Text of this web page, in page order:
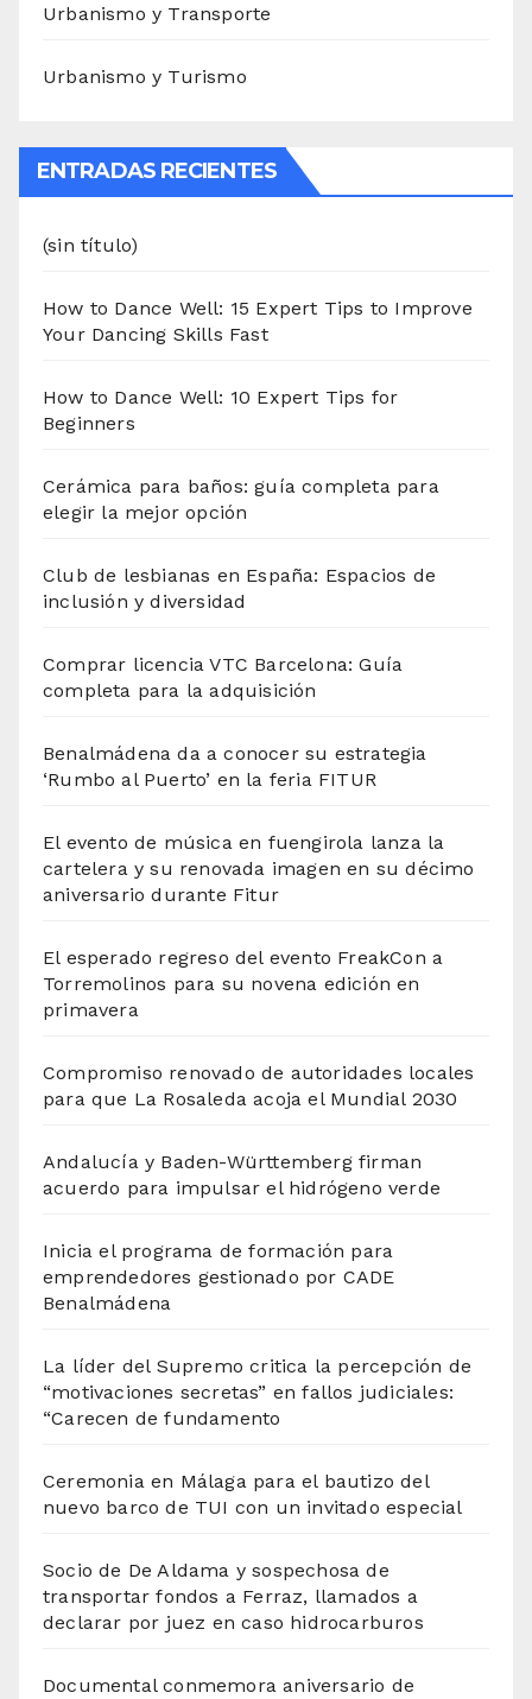
Urbanismo y Transporte
Urbanismo y Turismo
ENTRADAS RECIENTES
(sin título)
How to Dance Well: 15 Expert Tips to Improve
Your Dancing Skills Fast
How to Dance Well: 10 Expert Tips for
Beginners
Cerámica para baños: guía completa para
elegir la mejor opción
Club de lesbianas en España: Espacios de
inclusión y diversidad
Comprar licencia VTC Barcelona: Guía
completa para la adquisición
Benalmádena da a conocer su estrategia
‘Rumbo al Puerto’ en la feria FITUR
El evento de música en fuengirola lanza la
cartelera y su renovada imagen en su décimo
aniversario durante Fitur
El esperado regreso del evento FreakCon a
Torremolinos para su novena edición en
primavera
Compromiso renovado de autoridades locales
para que La Rosaleda acoja el Mundial 2030
Andalucía y Baden-Württemberg firman
acuerdo para impulsar el hidrógeno verde
Inicia el programa de formación para
emprendedores gestionado por CADE
Benalmádena
La líder del Supremo critica la percepción de
“motivaciones secretas” en fallos judiciales:
“Carecen de fundamento
Ceremonia en Málaga para el bautizo del
nuevo barco de TUI con un invitado especial
Socio de De Aldama y sospechosa de
transportar fondos a Ferraz, llamados a
declarar por juez en caso hidrocarburos
Documental conmemora aniversario de